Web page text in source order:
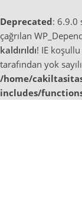
Deprecated: 6.9.0
çağrılan
kaldırıldı! IE
tarafından yok
/home/
includes/